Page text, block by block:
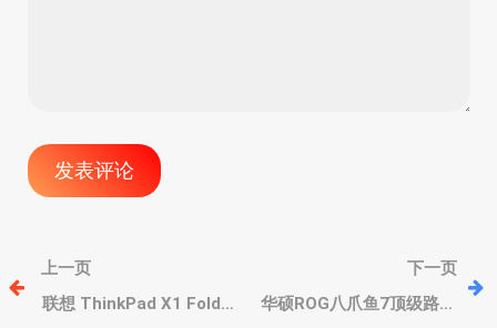
文
章
上一页
联想 ThinkPad X1 Fold
下一页
华硕ROG八爪鱼7顶级路由